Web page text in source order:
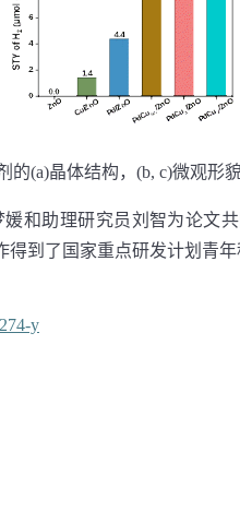
的(a)晶体结构， (b, c)微观形貌
和助理研究员刘智为论文
到了国家重点研发计划青
y